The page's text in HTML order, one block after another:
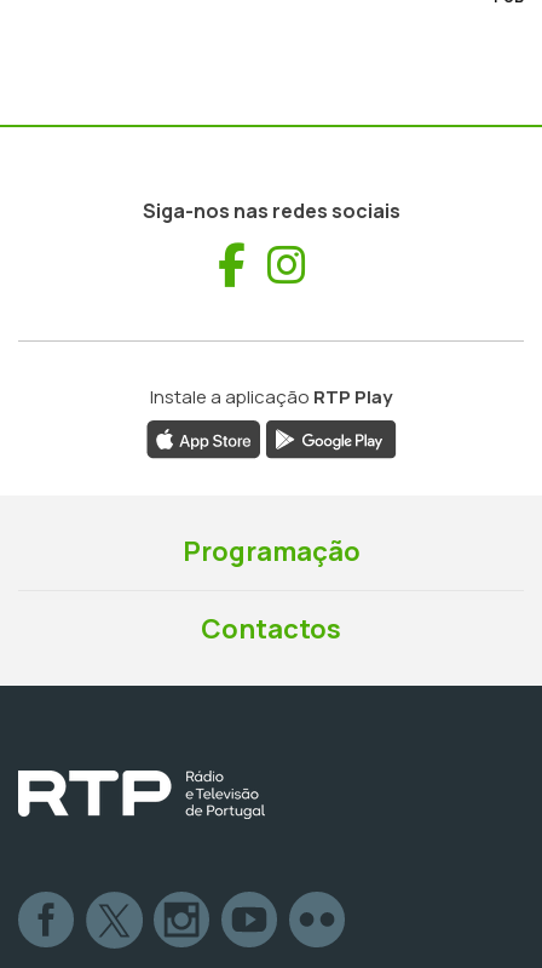
Siga-nos nas redes sociais
Facebook
Instale a aplicação RTP Play
Programação
Contactos